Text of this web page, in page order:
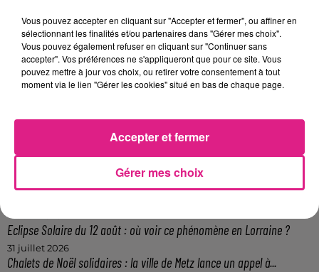
FIL ACTUS
7 août 2026
Lorraine : une journée pas comme les autres au Parc animalier de...
6 août 2026
5 août 2026
Casting de Woof : l'Euro-Métropole de Metz part à la recherche de...
4 août 2026
Officiel : Gauthier Hein quitte le FC Metz pour l'OGC Nice
4 août 2026
Eclipse Solaire du 12 août : où voir ce phénomène en Lorraine ?
31 juillet 2026
Chalets de Noël solidaires : la ville de Metz lance un appel à...
Vous pouvez accepter en cliquant sur "Accepter et fermer", ou affiner en
sélectionnant les finalités et/ou partenaires dans "Gérer mes choix".
Vous pouvez également refuser en cliquant sur "Continuer sans
accepter". Vos préférences ne s'appliqueront que pour ce site. Vous
pouvez mettre à jour vos choix, ou retirer votre consentement à tout
moment via le lien "Gérer les cookies" situé en bas de chaque page.
Gérer mes choix
Accepter et fermer